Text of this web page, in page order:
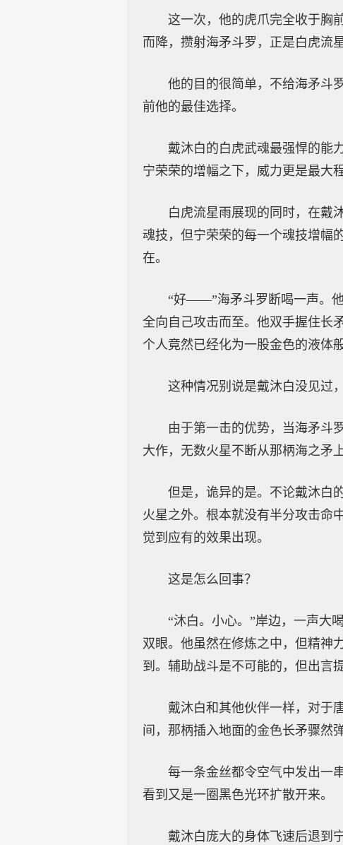
这一次，他的虎爪完全收于胸
而降，攒射海矛斗罗，正是白虎流星
他的目的很简单，不给海矛斗
前他的最佳选择。
戴沐白的白虎武魂最强悍的能
宁荣荣的增幅之下，威力更是最大
白虎流星雨展现的同时，在戴
魂技，但宁荣荣的每一个魂技增幅
在。
“好——”海矛斗罗断喝一声。
全向自己攻击而至。他双手握住长
个人竟然已经化为一股金色的液体
这种情况别说是戴沐白没见过
由于第一击的优势，当海矛斗
大作，无数火星不断从那柄海之矛
但是，诡异的是。不论戴沐白
火星之外。根本就没有半分攻击命
觉到应有的效果出现。
这是怎么回事？
“沐白。小心。”岸边，一声大
双眼。他虽然在修炼之中，但精神
到。辅助战斗是不可能的，但出言
戴沐白和其他伙伴一样，对于
间，那柄插入地面的金色长矛骤然
每一条金丝都令空气中发出一
看到又是一圈黑色光环扩散开来。
戴沐白庞大的身体飞速后退到